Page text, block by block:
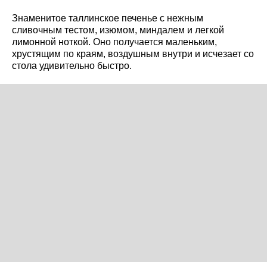
Знаменитое таллинское печенье с нежным
сливочным тестом, изюмом, миндалем и легкой
лимонной ноткой. Оно получается маленьким,
хрустящим по краям, воздушным внутри и исчезает со
стола удивительно быстро.